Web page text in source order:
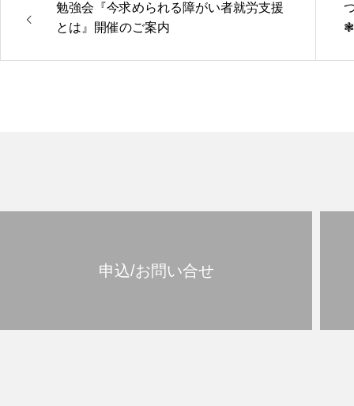
勉強会『今求められる障がい者就労支援
とは』開催のご案内
❃
申込/お問い合せ